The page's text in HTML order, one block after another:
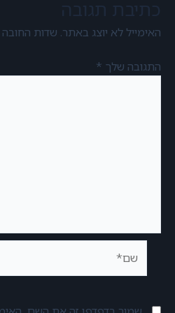
כתיבת תגובה
האימייל לא יוצג באתר. שדות
התגובה שלך *